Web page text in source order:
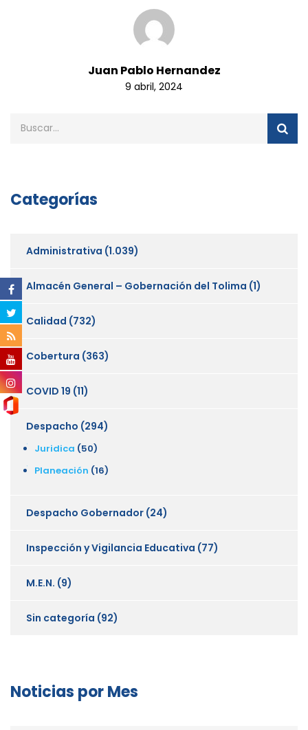
Juan Pablo Hernandez
9 abril, 2024
Categorías
Administrativa (1.039)
Almacén General – Gobernación del Tolima (1)
Calidad (732)
Cobertura (363)
COVID 19 (11)
Despacho (294)
Juridica (50)
Planeación (16)
Despacho Gobernador (24)
Inspección y Vigilancia Educativa (77)
M.E.N. (9)
Sin categoría (92)
Noticias por Mes